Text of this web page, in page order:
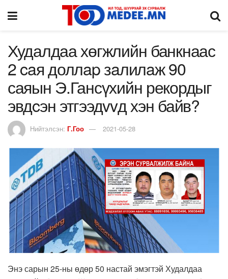
Худалдаа хөгжлийн банкнаас
2 caя доллap зaлилaж 90
саяын Э.Гансүхийн рекордыг
эвдcэн этгээдvvд хэн байв?
Нийтэлсэн: Г.Гоо 2021-05-28
Энэ сарын 25-ны өдөр 50 настай эмэгтэй Худалдаа